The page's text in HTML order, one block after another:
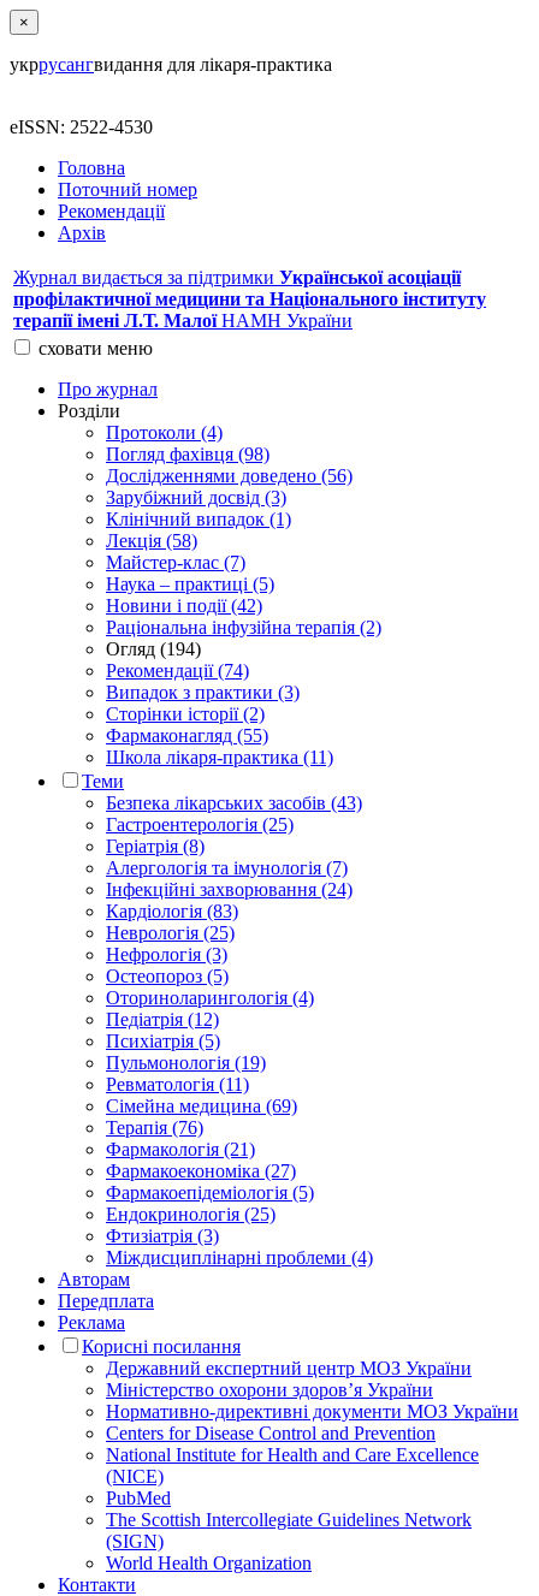
×
укррусангвидання для лікаря-практика
eISSN: 2522-4530
Головна
Поточний номер
Рекомендації
Архів
Журнал видається за підтримки Української асоціації
профілактичної медицини та Національного інституту
терапії імені Л.Т. МалоїНАМН України
сховати меню
Про журнал
Розділи
Протоколи (4)
Погляд фахівця (98)
Дослідженнями доведено (56)
Зарубіжний досвід (3)
Клінічний випадок (1)
Лекція (58)
Майстер-клас (7)
Наука – практиці (5)
Новини і події (42)
Раціональна інфузійна терапія (2)
Огляд (194)
Рекомендації (74)
Випадок з практики (3)
Сторінки історії (2)
Фармаконагляд (55)
Школа лікаря-практика (11)
Теми
Безпека лікарських засобів (43)
Гастроентерологія (25)
Геріатрія (8)
Алергологія та імунологія (7)
Інфекційні захворювання (24)
Кардіологія (83)
Неврологія (25)
Нефрологія (3)
Остеопороз (5)
Оториноларингологія (4)
Педіатрія (12)
Психіатрія (5)
Пульмонологія (19)
Ревматологія (11)
Сімейна медицина (69)
Терапія (76)
Фармакологія (21)
Фармакоекономіка (27)
Фармакоепідеміологія (5)
Ендокринологія (25)
Фтизіатрія (3)
Міждисциплінарні проблеми (4)
Авторам
Передплата
Реклама
Корисні посилання
Державний експертний центр МОЗ України
Міністерство охорони здоров’я України
Нормативно-директивні документи МОЗ України
Centers for Disease Control and Prevention
National Institute for Health and Care Excellence
(NICE)
PubMed
The Scottish Intercollegiate Guidelines Network
(SIGN)
World Health Organization
Контакти